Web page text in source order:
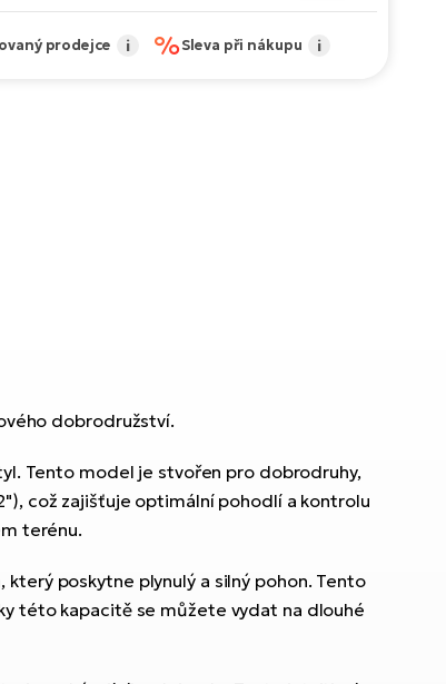
prodejce i %Sleva při nákupu i
dobrodružství.
Tento model je stvořen pro dobrodruhy,
což zajišťuje optimální pohodlí a kontrolu
terénu.
poskytne plynulý a silný pohon. Tento
této kapacitě se můžete vydat na dlouhé